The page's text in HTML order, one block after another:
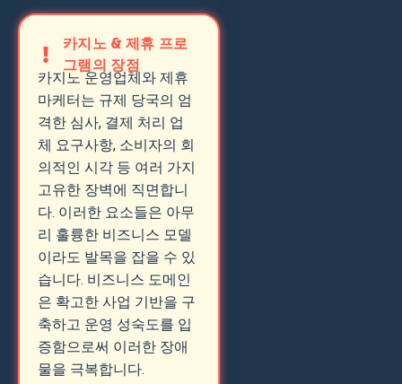
카지노 & 제휴 프로
그램의 장점
카지노 운영업체와 제휴
마케터는 규제 당국의 엄
격한 심사, 결제 처리 업
체 요구사항, 소비자의 회
의적인 시각 등 여러 가지
고유한 장벽에 직면합니
다. 이러한 요소들은 아무
리 훌륭한 비즈니스 모델
이라도 발목을 잡을 수 있
습니다. 비즈니스 도메인
은 확고한 사업 기반을 구
축하고 운영 성숙도를 입
증함으로써 이러한 장애
물을 극복합니다.